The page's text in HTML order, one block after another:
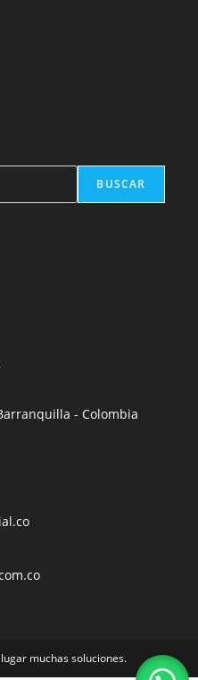
BUSCAR
- Colombia
Se
tu
aplicación
lugar muchas soluciones.